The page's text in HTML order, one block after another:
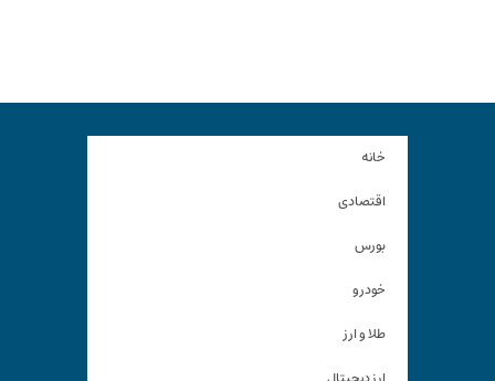
خانه
اقتصادی
بورس
خودرو
طلا و ارز